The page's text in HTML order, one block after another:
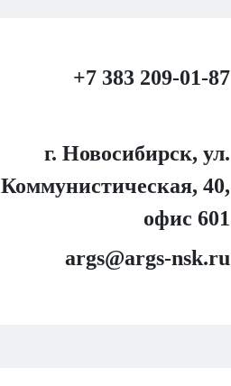
+7 383 209-01-87
г. Новосибирск, ул.
Коммунистическая, 40,
офис 601
args@args-nsk.ru